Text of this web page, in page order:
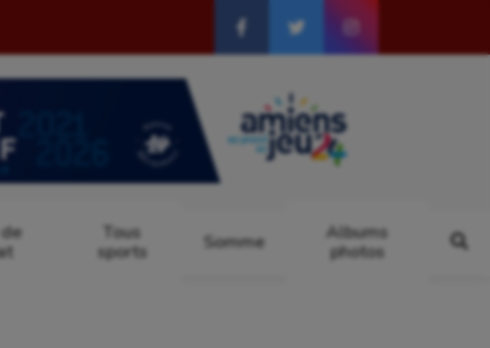
Tous
sports
Somme
Albums
photos